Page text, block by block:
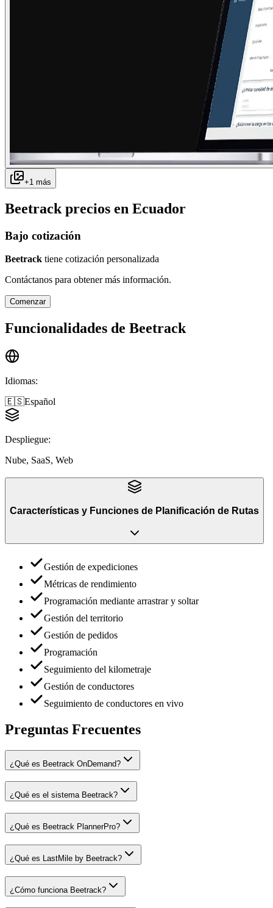
+1 más
Beetrack precios en Ecuador
Bajo cotización
Beetrack tiene cotización personalizada
Contáctanos para obtener más información.
Comenzar
Funcionalidades de Beetrack
Idiomas:
🇪🇸Español
Despliegue:
Nube, SaaS, Web
Características y Funciones de Planificación de Rutas
Gestión de expediciones
Métricas de rendimiento
Programación mediante arrastrar y soltar
Gestión del territorio
Gestión de pedidos
Programación
Seguimiento del kilometraje
Gestión de conductores
Seguimiento de conductores en vivo
Preguntas Frecuentes
¿Qué es Beetrack OnDemand?
¿Qué es el sistema Beetrack?
¿Qué es Beetrack PlannerPro?
¿Qué es LastMile by Beetrack?
¿Cómo funciona Beetrack?